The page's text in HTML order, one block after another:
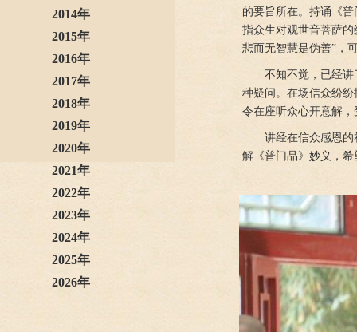
2014年
2015年
2016年
2017年
2018年
2019年
2020年
2021年
2022年
2023年
2024年
2025年
2026年
的要旨所在。持诵《
指众生对观世音菩萨
悲而无智慧是伪善”，
不知不觉，已经
种疑问。在场信众纷
令在座听众心开意解，
讲经在信众感恩
解《普门品》妙义，